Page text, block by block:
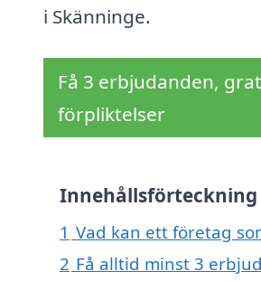
i Skänninge.
Få 3 erbjudanden,
förpliktelser
Innehållsförteckning
1 Vad kan ett företag
2 Få alltid minst 3